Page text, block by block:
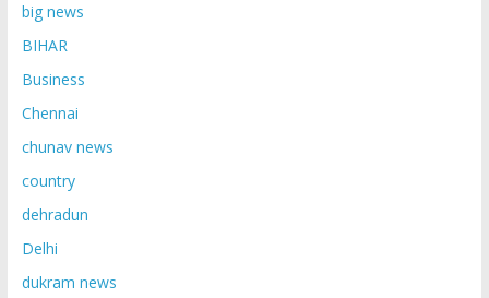
big news
BIHAR
Business
Chennai
chunav news
country
dehradun
Delhi
dukram news